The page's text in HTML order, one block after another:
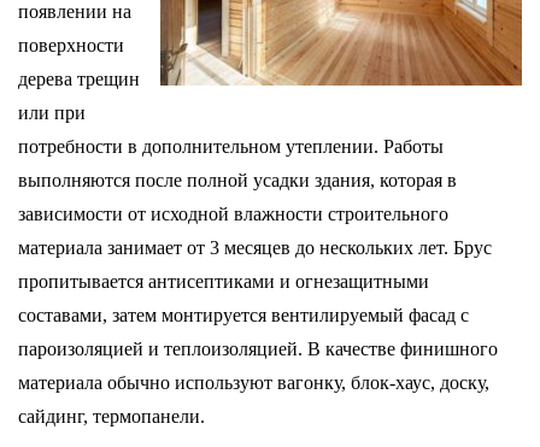
появлении на
поверхности
дерева трещин
или при
потребности в дополнительном утеплении. Работы
выполняются после полной усадки здания, которая в
зависимости от исходной влажности строительного
материала занимает от 3 месяцев до нескольких лет. Брус
пропитывается антисептиками и огнезащитными
составами, затем монтируется вентилируемый фасад с
пароизоляцией и теплоизоляцией. В качестве финишного
материала обычно используют вагонку, блок-хаус, доску,
сайдинг, термопанели.